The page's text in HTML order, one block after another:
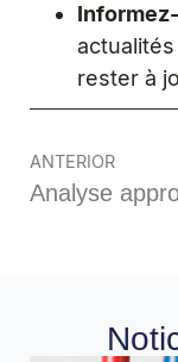
rester à
ANTERIOR